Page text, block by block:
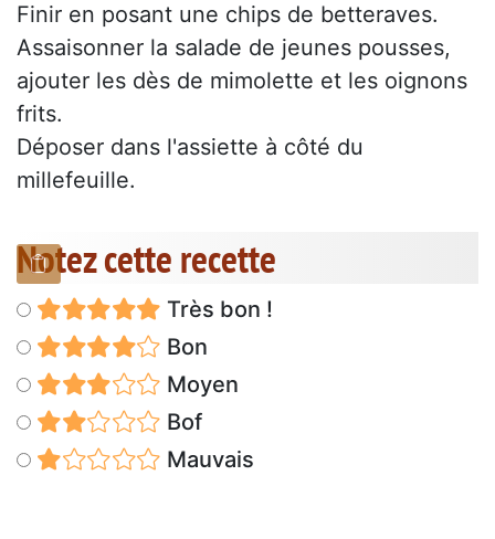
Finir en posant une chips de betteraves.
Assaisonner la salade de jeunes pousses,
ajouter les dès de mimolette et les oignons
frits.
Déposer dans l'assiette à côté du
millefeuille.
Notez cette recette
Très bon !
Bon
Moyen
Bof
Mauvais